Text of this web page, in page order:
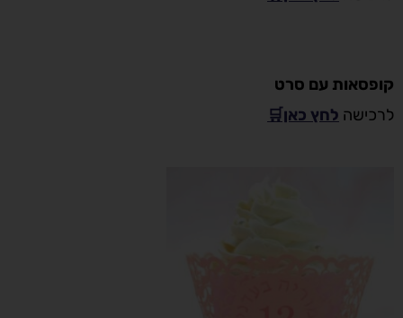
קופסאות עם סרט
לרכישה לחץ כאן🛒